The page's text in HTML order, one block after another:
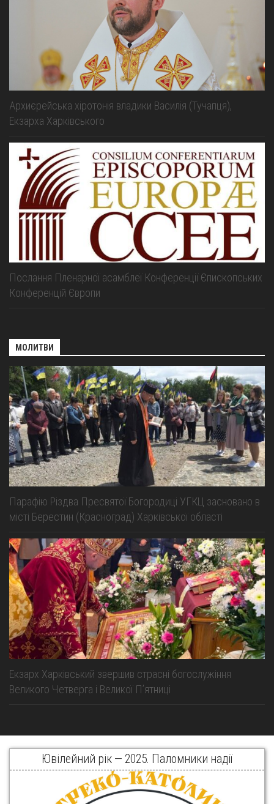
Архиєрейська хіротонія владики Василія (Тучапця),
Екзарха Харківського
Послання Пленарної асамблеї Конференції Єпископських
Конференцій Європи
МОЛИТВИ
Парафію Різдва Пресвятої Богородиці УГКЦ засновано в
місті Берестин (Красноград) Харківської області
Екзарх Харківський звершив страсні богослужіння
Великого Четверга і Великої Пʼятниці
Ювілейний рік — 2025. Паломники надії